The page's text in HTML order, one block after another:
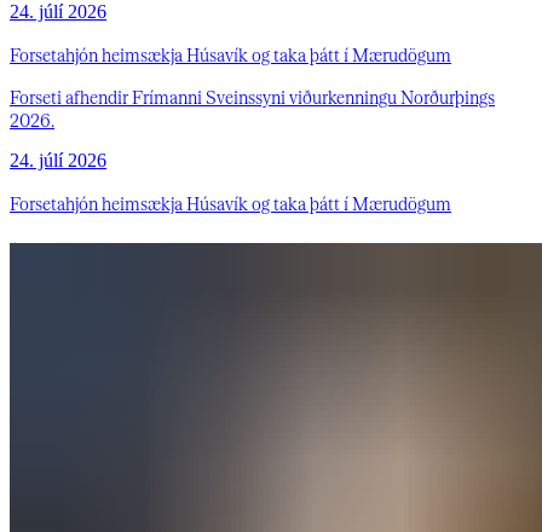
24. júlí 2026
Forsetahjón heimsækja Húsavík og taka þátt í Mærudögum
Forseti afhendir Frímanni Sveinssyni viðurkenningu Norðurþings
2026.
24. júlí 2026
Forsetahjón heimsækja Húsavík og taka þátt í Mærudögum